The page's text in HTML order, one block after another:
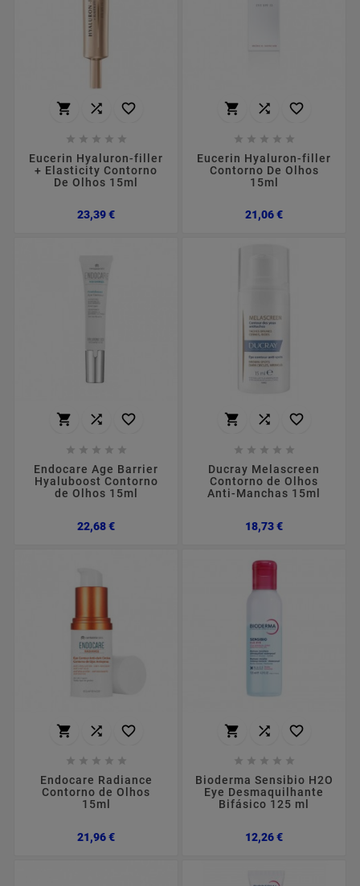
  
    
Eucerin Hyaluron-filler
+ Elasticity Contorno
De Olhos 15ml
23,39 €Preço
  
    
Eucerin Hyaluron-filler
Contorno De Olhos
15ml
21,06 €Preço
  
    
Endocare Age Barrier
Hyaluboost Contorno
de Olhos 15ml
22,68 €Preço
  
    
Ducray Melascreen
Contorno de Olhos
Anti-Manchas 15ml
18,73 €Preço
  
    
Endocare Radiance
Contorno de Olhos
15ml
21,96 €Preço
  
    
Bioderma Sensibio H2O
Eye Desmaquilhante
Bifásico 125 ml
12,26 €Preço